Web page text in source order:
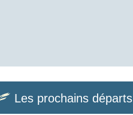
Les prochains départs